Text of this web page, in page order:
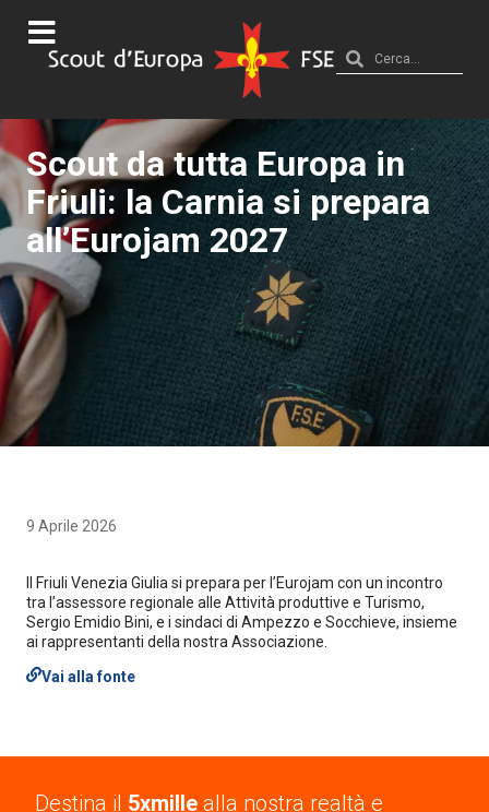
Scout da tutta Europa in
Friuli: la Carnia si prepara
all’Eurojam 2027
9 Aprile 2026
Il Friuli Venezia Giulia si prepara per l’Eurojam con un incontro
tra l’assessore regionale alle Attività produttive e Turismo,
Sergio Emidio Bini, e i sindaci di Ampezzo e Socchieve, insieme
ai rappresentanti della nostra Associazione.
Vai alla fonte
Destina il 5xmille alla nostra realtà e